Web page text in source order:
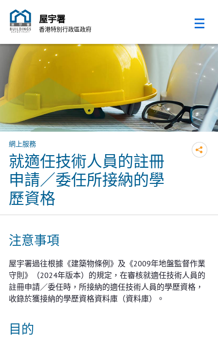
跳至內容的開始
屋宇署
香港特別行政區政府
網上服務
就適任技術人員的註冊
申請／委任所接納的學
歷資格
注意事項
屋宇署過往根據《建築物條例》及《2009年地盤監督作業
守則》（2024年版本）的規定，在審核就適任技術人員的
註冊申請／委任時，所接納的適任技術人員的學歷資格，
收錄於獲接納的學歷資格資料庫（資料庫）。
目的